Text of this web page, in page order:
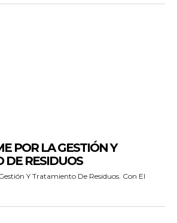
POR LA GESTIÓN Y
DE RESIDUOS
Y Tratamiento De Residuos. Con El